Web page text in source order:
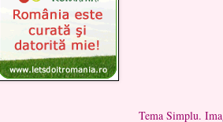
Tema Simplu.